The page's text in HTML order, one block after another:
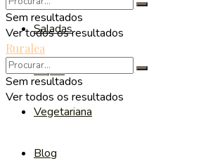
Saladas
Sopas
Vegetariana
Blog
Sem resultados
Ver todos os resultados
Ruralea
Sem resultados
Ver todos os resultados